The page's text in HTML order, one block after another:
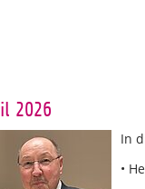
2026
In
•